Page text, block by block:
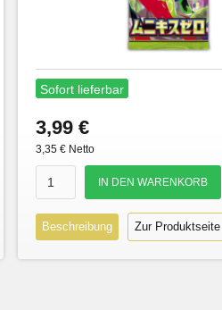
Sofort lieferbar
3,99 €
3,35 € Netto
Beschreibung Zur Produktseite